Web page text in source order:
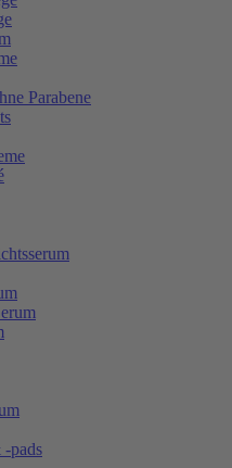
Parabene
-pads